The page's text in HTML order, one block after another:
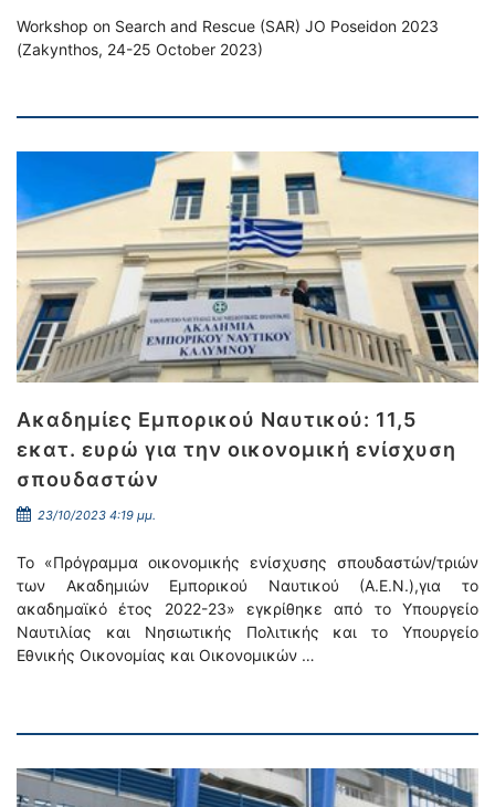
Workshop on Search and Rescue (SAR) JO Poseidon 2023
(Zakynthos, 24-25 October 2023)
Ακαδημίες Εμπορικού Ναυτικού: 11,5
εκατ. ευρώ για την οικονομική ενίσχυση
σπουδαστών
23/10/2023 4:19 μμ.
To «Πρόγραμμα οικονομικής ενίσχυσης σπουδαστών/τριών
των Ακαδημιών Εμπορικού Ναυτικού (Α.Ε.Ν.),για το
ακαδημαϊκό έτος 2022-23» εγκρίθηκε από το Υπουργείο
Ναυτιλίας και Νησιωτικής Πολιτικής και το Υπουργείο
Εθνικής Οικονομίας και Οικονομικών …